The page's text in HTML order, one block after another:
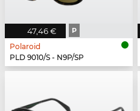
47,46 € P
Polaroid
PLD 9010/S - N9P/SP